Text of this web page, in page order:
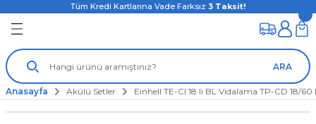
Tüm Kredi Kartlarına Vade Farksız 3 Taksit!
ARA
Anasayfa Akülü Setler Einhell TE-CI 18 li BL Vidalama TP-CD 18/